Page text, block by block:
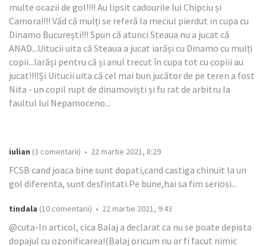
multe ocazii de gol!!!! Au lipsit cadourile lui Chipciu și
Camora!!!! Văd că mulți se referă la meciul pierdut in cupa cu
Dinamo București!!! Spun că atunci Steaua nu a jucat că
ANAD...Uitucii uita că Steaua a jucat iarăși cu Dinamo cu mulți
copii...Iarăși pentru că și anul trecut în cupa tot cu copiii au
jucat!!!!Și Uitucii uita că cel mai bun jucător de pe teren a fost
Nita - un copil rupt de dinamoviști și fu rat de arbitru la
faultul lui Nepamoceno...
iulian (3 comentarii) • 22 martie 2021, 8:29
FCSB cand joaca bine sunt dopati,cand castiga chinuit la un
gol diferenta, sunt desfintati.Pe bune,hai sa fim seriosi...
tindala (10 comentarii) • 22 martie 2021, 9:43
@cuta-In articol, cica Balaj a declarat ca nu se poate depista
dopajul cu ozonificarea!(Balaj oricum nu ar fi facut nimic